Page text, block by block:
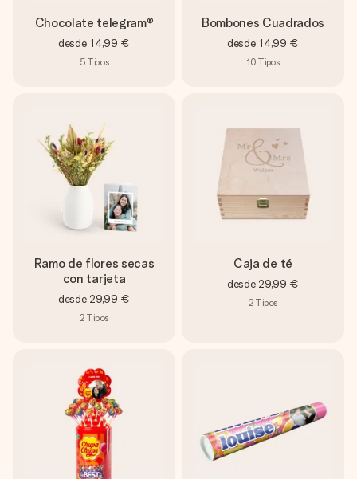
Chocolate telegram®
desde 14,99 €
5 Tipos
Bombones Cuadrados
desde 14,99 €
10 Tipos
Ramo de flores secas
con tarjeta
desde 29,99 €
2 Tipos
Caja de té
desde 29,99 €
2 Tipos